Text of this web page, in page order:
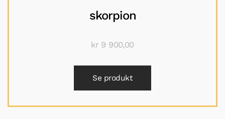
skorpion
kr 9 900,00
Se produkt